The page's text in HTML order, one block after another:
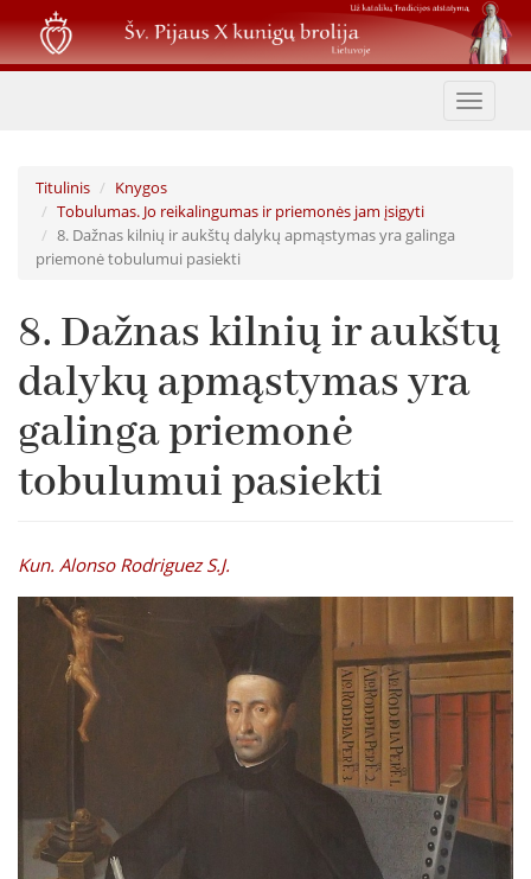
Pereiti
į
pagrindinį
Toggle
Titulinis
Knygos
Tobulumas. Jo reikalingumas ir priemonės jam įsigyti
8. Dažnas kilnių ir aukštų dalykų apmąstymas yra galinga
priemonė tobulumui pasiekti
8. Dažnas kilnių ir aukštų
dalykų apmąstymas yra
galinga priemonė
tobulumui pasiekti
Kun. Alonso Rodriguez S.J.